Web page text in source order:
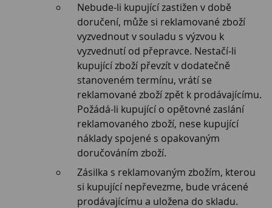
Nebude-li kupující zastižen v době
doručení, může si reklamované zboží
vyzvednout v souladu s výzvou k
vyzvednutí od přepravce. Nestačí-li
kupující zboží převzít v dodatečně
stanoveném termínu, vrátí se
reklamované zboží zpět k prodávajícímu.
Požádá-li kupující o opětovné zaslání
reklamovaného zboží, nese kupující
náklady spojené s opakovaným
doručováním zboží.
Zásilka s reklamovaným zbožím, kterou
si kupující nepřevezme, bude vrácené
prodávajícímu a uložena do skladu.